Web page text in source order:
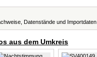
Datenstände und
aus dem Umkreis